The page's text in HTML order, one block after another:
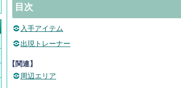
目次
入手アイテム
出現トレーナー
【関連】
周辺エリア